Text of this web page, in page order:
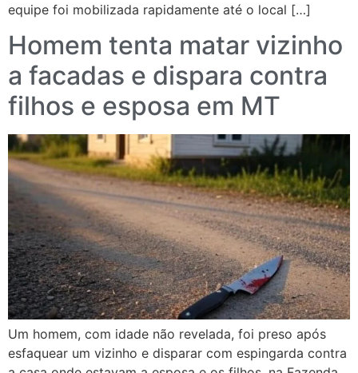
equipe foi mobilizada rapidamente até o local […]
Homem tenta matar vizinho
a facadas e dispara contra
filhos e esposa em MT
Um homem, com idade não revelada, foi preso após
esfaquear um vizinho e disparar com espingarda contra